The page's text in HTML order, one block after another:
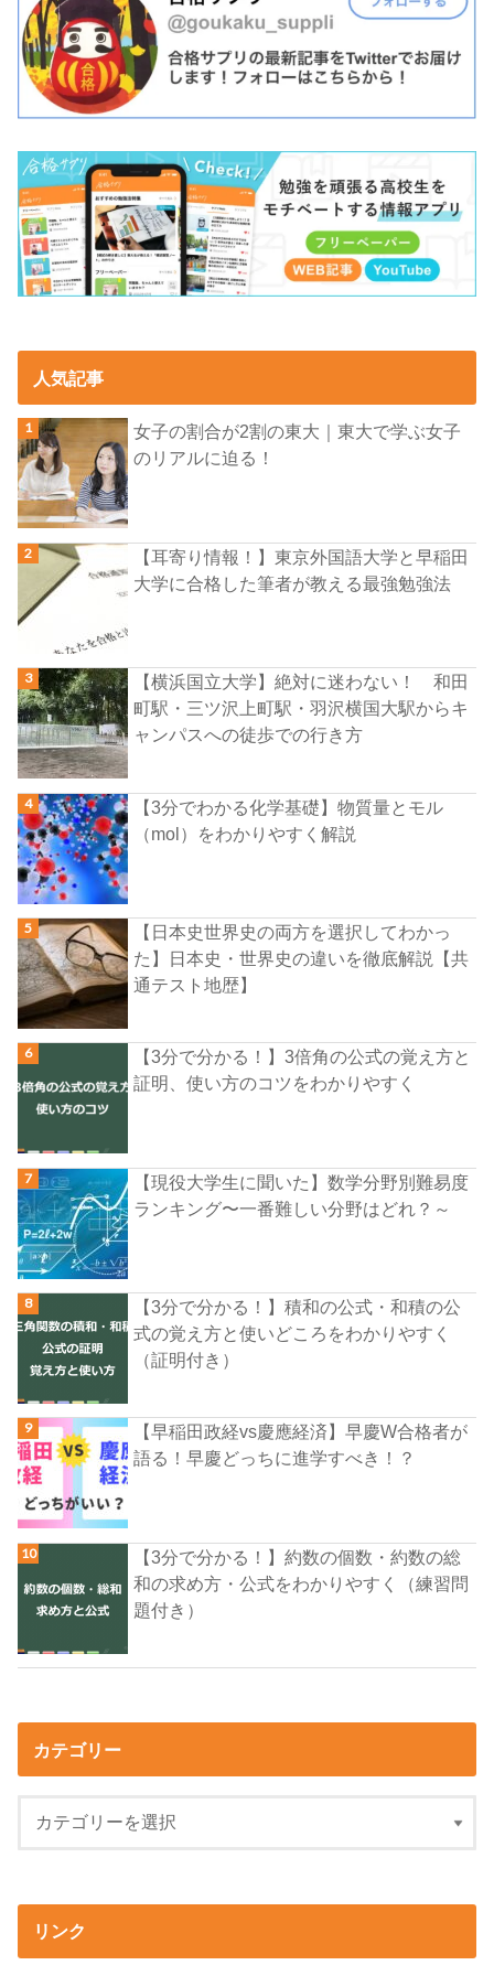
人気記事
女子の割合が2割の東大｜東大で学ぶ女子
のリアルに迫る！
【耳寄り情報！】東京外国語大学と早稲田
大学に合格した筆者が教える最強勉強法
【横浜国立大学】絶対に迷わない！ 和田
町駅・三ツ沢上町駅・羽沢横国大駅からキ
ャンパスへの徒歩での行き方
【3分でわかる化学基礎】物質量とモル
（mol）をわかりやすく解説
【日本史世界史の両方を選択してわかっ
た】日本史・世界史の違いを徹底解説【共
通テスト地歴】
【3分で分かる！】3倍角の公式の覚え方と
証明、使い方のコツをわかりやすく
【現役大学生に聞いた】数学分野別難易度
ランキング〜一番難しい分野はどれ？～
【3分で分かる！】積和の公式・和積の公
式の覚え方と使いどころをわかりやすく
（証明付き）
【早稲田政経vs慶應経済】早慶W合格者が
語る！早慶どっちに進学すべき！？
【3分で分かる！】約数の個数・約数の総
和の求め方・公式をわかりやすく（練習問
題付き）
カテゴリー
リンク